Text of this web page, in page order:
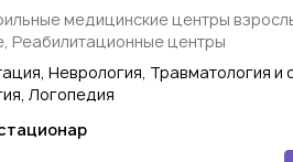
медицинские центры
Реабилитационные центры
Неврология, Травматология и
Логопедия